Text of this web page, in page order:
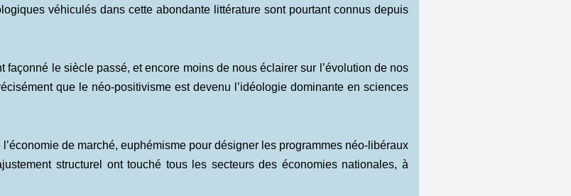
véhiculés dans cette abondante littérature sont pourtant connus depuis
le siècle passé, et encore moins de nous éclairer sur l’évolution de nos
que le néo-positivisme est devenu l’idéologie dominante en sciences
de marché, euphémisme pour désigner les programmes néo-libéraux
structurel ont touché tous les secteurs des économies nationales, à